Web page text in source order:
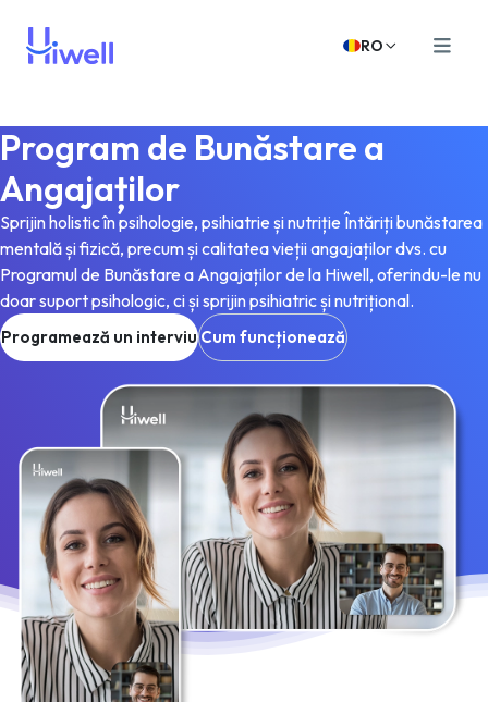
RO
Program de Bunăstare a
Angajaților
Sprijin holistic în psihologie, psihiatrie și nutriție Întăriți bunăstarea
mentală și fizică, precum și calitatea vieții angajaților dvs. cu
Programul de Bunăstare a Angajaților de la Hiwell, oferindu-le nu
doar suport psihologic, ci și sprijin psihiatric și nutrițional.
Programează un interviuCum funcționează